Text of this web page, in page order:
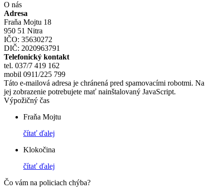
O nás
Adresa
Fraňa Mojtu 18
950 51 Nitra
IČO: 35630272
DIČ: 2020963791
Telefonický kontakt
tel. 037/7 419 162
mobil 0911/225 799
Táto e-mailová adresa je chránená pred spamovacími robotmi. Na
jej zobrazenie potrebujete mať nainštalovaný JavaScript.
Výpožičný čas
Fraňa Mojtu
čítať ďalej
Klokočina
čítať ďalej
Čo vám na policiach chýba?